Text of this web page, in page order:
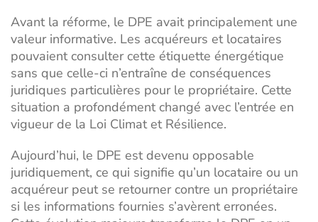
Avant la réforme, le DPE avait principalement une
valeur informative. Les acquéreurs et locataires
pouvaient consulter cette étiquette énergétique
sans que celle-ci n’entraîne de conséquences
juridiques particulières pour le propriétaire. Cette
situation a profondément changé avec l’entrée en
vigueur de la Loi Climat et Résilience.
Aujourd’hui, le DPE est devenu opposable
juridiquement, ce qui signifie qu’un locataire ou un
acquéreur peut se retourner contre un propriétaire
si les informations fournies s’avèrent erronées.